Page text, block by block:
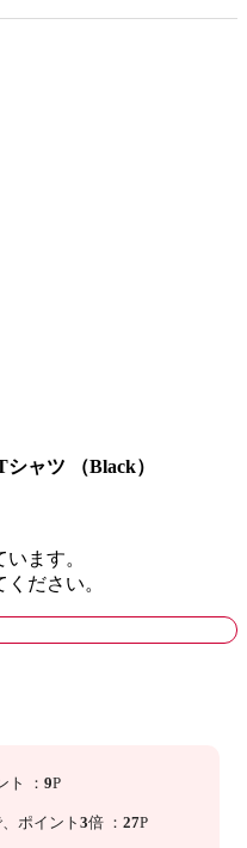
ャツ （Black）
ます。
ださい。
ト ： 9P
ポイント 3倍 ： 27P